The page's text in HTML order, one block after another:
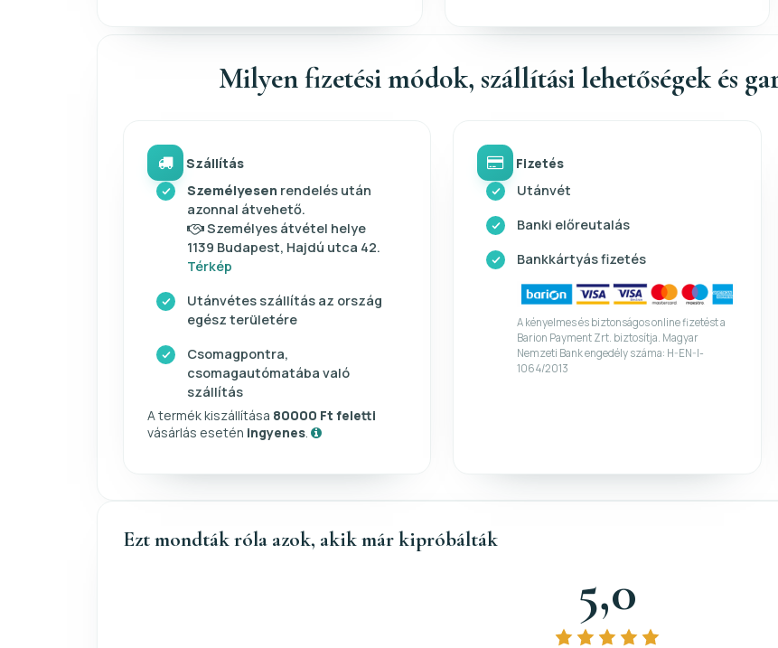
Milyen fizetési módok, szállítási lehetőségek és
Szállítás
Személyesen rendelés után
azonnal átvehető.
Személyes átvétel helye
1139 Budapest, Hajdú utca 42.
Térkép
Utánvétes szállítás az ország
egész területére
Csomagpontra,
csomagautómatába való
szállítás
A termék kiszállítása 80000 Ft feletti
vásárlás esetén ingyenes
Fizetés
Utánvét
Banki előreutalás
Bankkártyás fizetés
A kényelmes és biztonságos online fizetést a
Barion Payment Zrt. biztosítja. Magyar
Nemzeti Bank engedély száma: H-EN-I-
1064/2013
Ezt mondták róla azok, akik már kipróbálták
5,0